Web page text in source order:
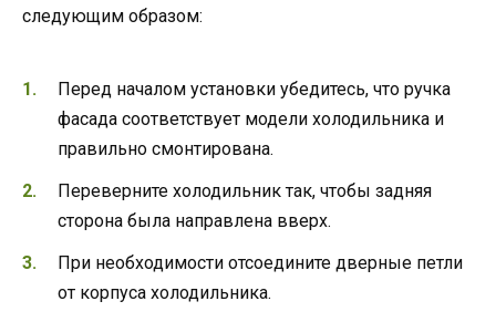
следующим образом:
Перед началом установки убедитесь, что ручка
фасада соответствует модели холодильника и
правильно смонтирована.
Переверните холодильник так, чтобы задняя
сторона была направлена вверх.
При необходимости отсоедините дверные петли
от корпуса холодильника.